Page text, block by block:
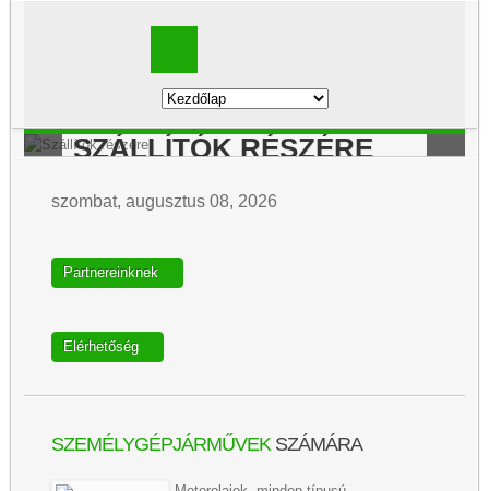
SZÁLLÍTÓK RÉSZÉRE
szombat, augusztus 08, 2026
Partnereinknek
Elérhetőség
SZEMÉLYGÉPJÁRMŰVEKSZÁMÁRA